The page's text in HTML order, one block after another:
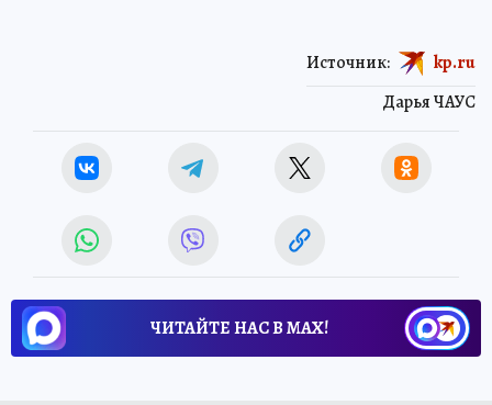
Дарья ЧАУС
Источник: kp.ru
ЧИТАЙТЕ НАС В МАХ!